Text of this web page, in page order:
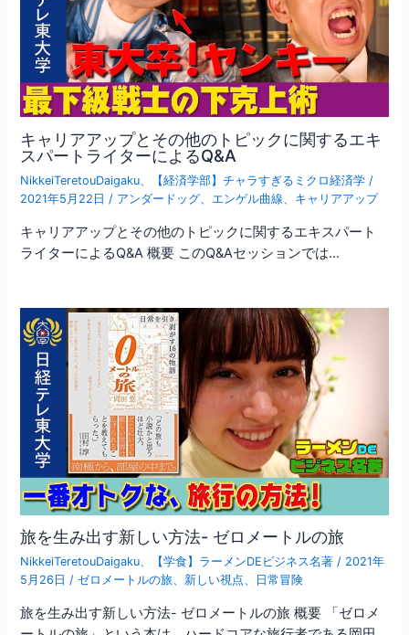
キャリアアップとその他のトピックに関するエキ
スパートライターによるQ&A
NikkeiTeretouDaigaku、 【経済学部】チャラすぎるミクロ経済学 /
2021年5月22日 / アンダードッグ、 エンゲル曲線、 キャリアアップ
キャリアアップとその他のトピックに関するエキスパート
ライターによるQ&A 概要 このQ&Aセッションでは…
旅を生み出す新しい方法- ゼロメートルの旅
NikkeiTeretouDaigaku、 【学食】ラーメンDEビジネス名著 / 2021年
5月26日 /ゼロメートルの旅、 新しい視点、 日常冒険
旅を生み出す新しい方法- ゼロメートルの旅 概要 「ゼロメ